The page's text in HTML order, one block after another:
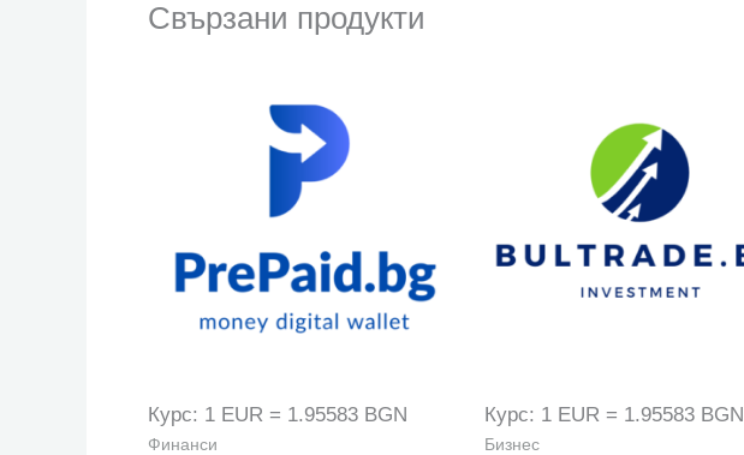
Свързани продукти
Курс: 1 EUR = 1.95583 BGN
Финанси
Курс: 1 EUR = 1.95583 BGN
Бизнес